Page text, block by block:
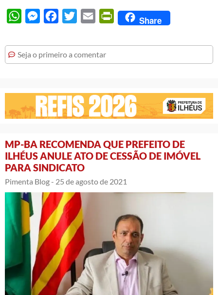
WhatsAppMessengerFacebook
Twitter Email PrintFriendly
Share
Seja o primeiro a comentar
MP-BA RECOMENDA QUE PREFEITO DE
ILHÉUS ANULE ATO DE CESSÃO DE IMÓVEL
PARA SINDICATO
Pimenta Blog - 25 de agosto de 2021